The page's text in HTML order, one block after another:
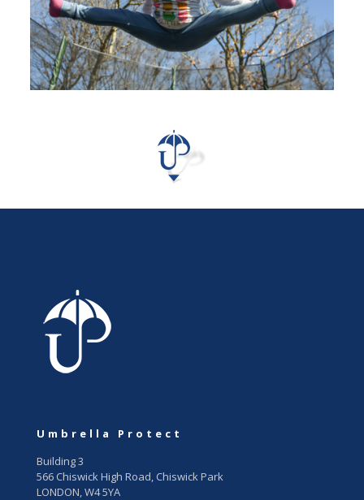
Umbrella Protect
Building 3
566 Chiswick High Road, Chiswick Park
LONDON, W4 5YA